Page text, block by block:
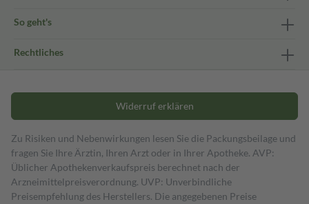
So geht's
Rechtliches
Widerruf erklären
Zu Risiken und Nebenwirkungen lesen Sie die Packungsbeilage und
fragen Sie Ihre Ärztin, Ihren Arzt oder in Ihrer Apotheke. AVP:
Üblicher Apothekenverkaufspreis berechnet nach der
Arzneimittelpreisverordnung. UVP: Unverbindliche
Preisempfehlung des Herstellers. Die angegebenen Preise